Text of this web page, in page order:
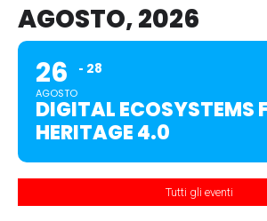
AGOSTO, 2026
26
AGOSTO
28
DIGITAL ECOSYSTEMS
HERITAGE 4.0
Tutti gli eventi